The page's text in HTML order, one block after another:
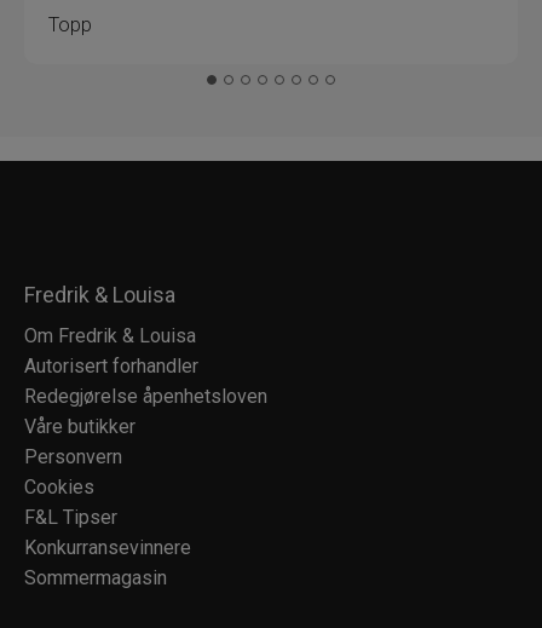
Topp
Fredrik & Louisa
Om Fredrik & Louisa
Autorisert forhandler
Redegjørelse åpenhetsloven
Våre butikker
Personvern
Cookies
F&L Tipser
Konkurransevinnere
Sommermagasin